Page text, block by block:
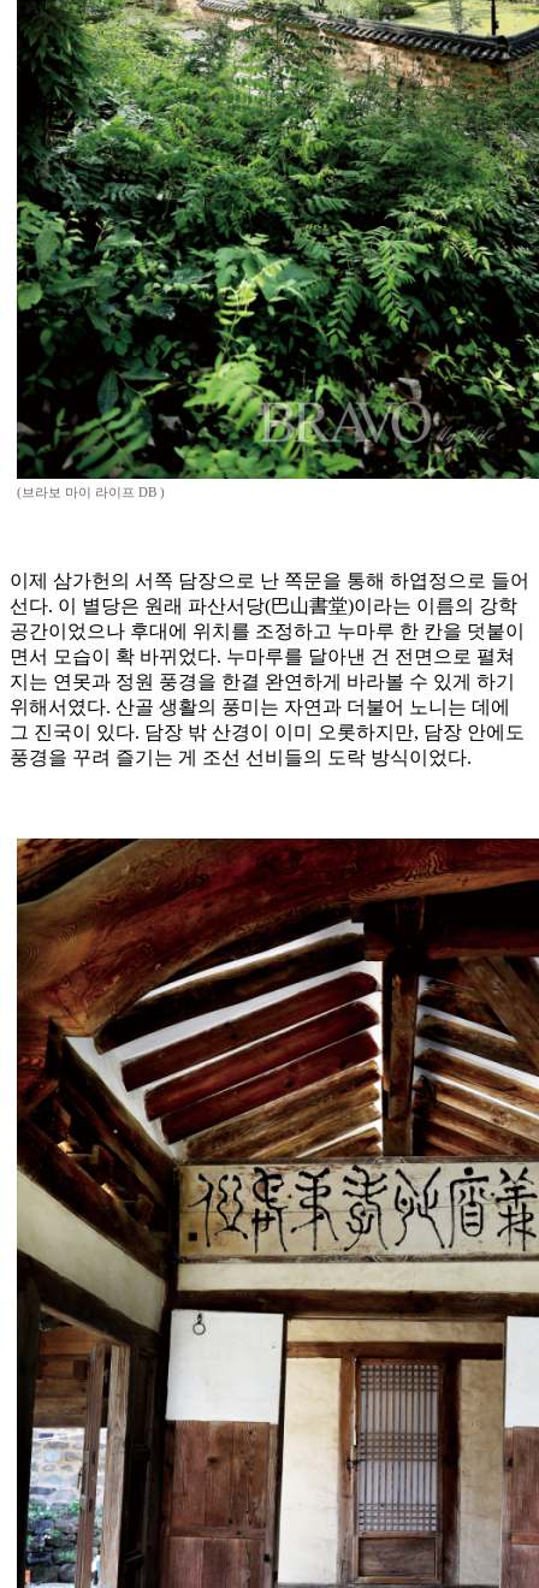
(브라보 마이 라이프 DB )
이제 삼가헌의 서쪽 담장으로 난 쪽문을 통해 하엽정으로 들어
선다. 이 별당은 원래 파산서당(巴山書堂)이라는 이름의 강학
공간이었으나 후대에 위치를 조정하고 누마루 한 칸을 덧붙이
면서 모습이 확 바뀌었다. 누마루를 달아낸 건 전면으로 펼쳐
지는 연못과 정원 풍경을 한결 완연하게 바라볼 수 있게 하기
위해서였다. 산골 생활의 풍미는 자연과 더불어 노니는 데에
그 진국이 있다. 담장 밖 산경이 이미 오롯하지만, 담장 안에도
풍경을 꾸려 즐기는 게 조선 선비들의 도락 방식이었다.